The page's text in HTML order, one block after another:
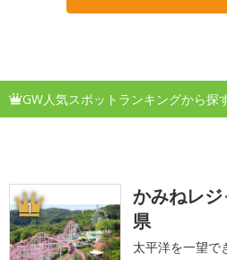
GW人気スポットランキングから探
1
かみねレ
県
太平洋を一望で